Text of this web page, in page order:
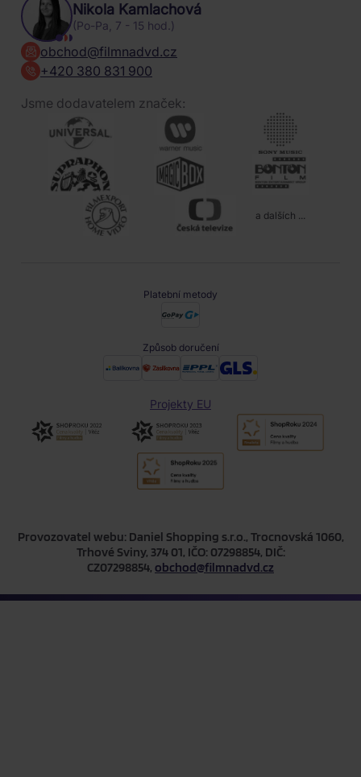
Nikola Kamlachová
(Po-Pa, 7 - 15 hod.)
obchod@filmnadvd.cz
+420 380 831 900
Jsme dodavatelem značek:
a dalších ...
Platební metody
Způsob doručení
Projekty EU
Provozovatel webu: Daniel Shopping s.r.o., Trocnovská 1060,
Trhové Sviny, 374 01, IČO: 07298854, DIČ:
CZ07298854, obchod@filmnadvd.cz